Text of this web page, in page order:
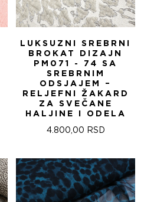
LUKSUZNI SREBRNI
BROKAT DIZAJN
PM071 - 74 SA
SREBRNIM
ODSJAJEM –
RELJEFNI ŽAKARD
ZA SVEČANE
HALJINE I ODELA
4.800,00 RSD